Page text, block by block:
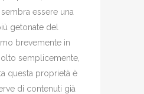
sembra essere una
getonate del
brevemente in
semplicemente,
questa proprietà è
di contenuti già